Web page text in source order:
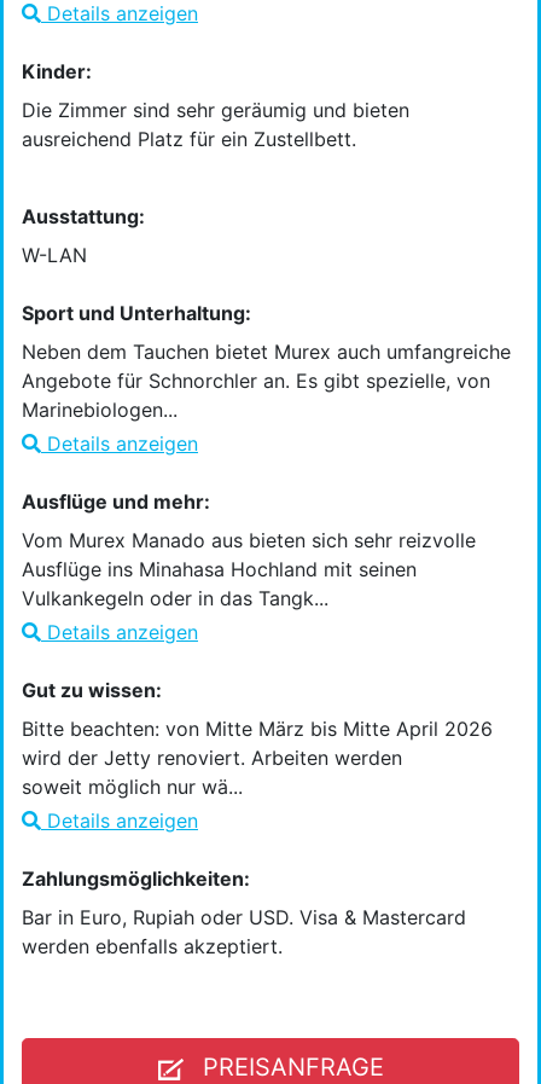
Details anzeigen
Kinder:
Die Zimmer sind sehr geräumig und bieten
ausreichend Platz für ein Zustellbett.
Ausstattung:
W-LAN
Sport und Unterhaltung:
Neben dem Tauchen bietet Murex auch umfangreiche
Angebote für Schnorchler an. Es gibt spezielle, von
Marinebiologen...
Details anzeigen
Ausflüge und mehr:
Vom Murex Manado aus bieten sich sehr reizvolle
Ausflüge ins Minahasa Hochland mit seinen
Vulkankegeln oder in das Tangk...
Details anzeigen
Gut zu wissen:
Bitte beachten: von Mitte März bis Mitte April 2026
wird der Jetty renoviert. Arbeiten werden
soweit möglich nur wä...
Details anzeigen
Zahlungsmöglichkeiten:
Bar in Euro, Rupiah oder USD. Visa & Mastercard
werden ebenfalls akzeptiert.
PREISANFRAGE